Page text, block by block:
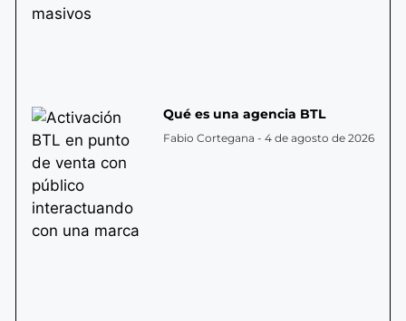
Qué es una agencia BTL
Fabio Cortegana 4 de agosto de 2026